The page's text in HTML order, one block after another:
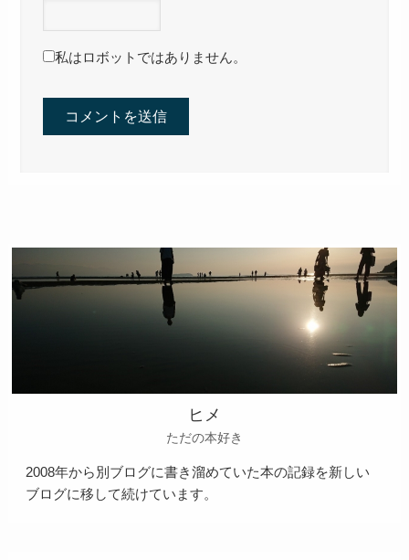
私はロボットではありません。
ヒメ
ただの本好き
2008年から別ブログに書き溜めていた本の記録を新しい
ブログに移して続けています。